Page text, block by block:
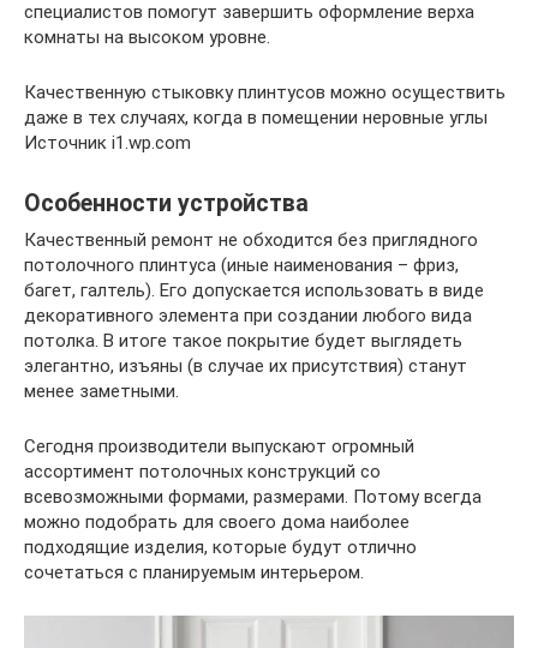
специалистов помогут завершить оформление верха
комнаты на высоком уровне.
Качественную стыковку плинтусов можно осуществить
даже в тех случаях, когда в помещении неровные углы
Источник i1.wp.com
Особенности устройства
Качественный ремонт не обходится без приглядного
потолочного плинтуса (иные наименования – фриз,
багет, галтель). Его допускается использовать в виде
декоративного элемента при создании любого вида
потолка. В итоге такое покрытие будет выглядеть
элегантно, изъяны (в случае их присутствия) станут
менее заметными.
Сегодня производители выпускают огромный
ассортимент потолочных конструкций со
всевозможными формами, размерами. Потому всегда
можно подобрать для своего дома наиболее
подходящие изделия, которые будут отлично
сочетаться с планируемым интерьером.